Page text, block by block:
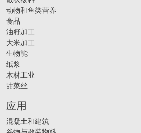
动物和鱼类营养
食品
油籽加工
大米加工
生物能
纸浆
木材工业
甜菜丝
应用
混凝土和建筑